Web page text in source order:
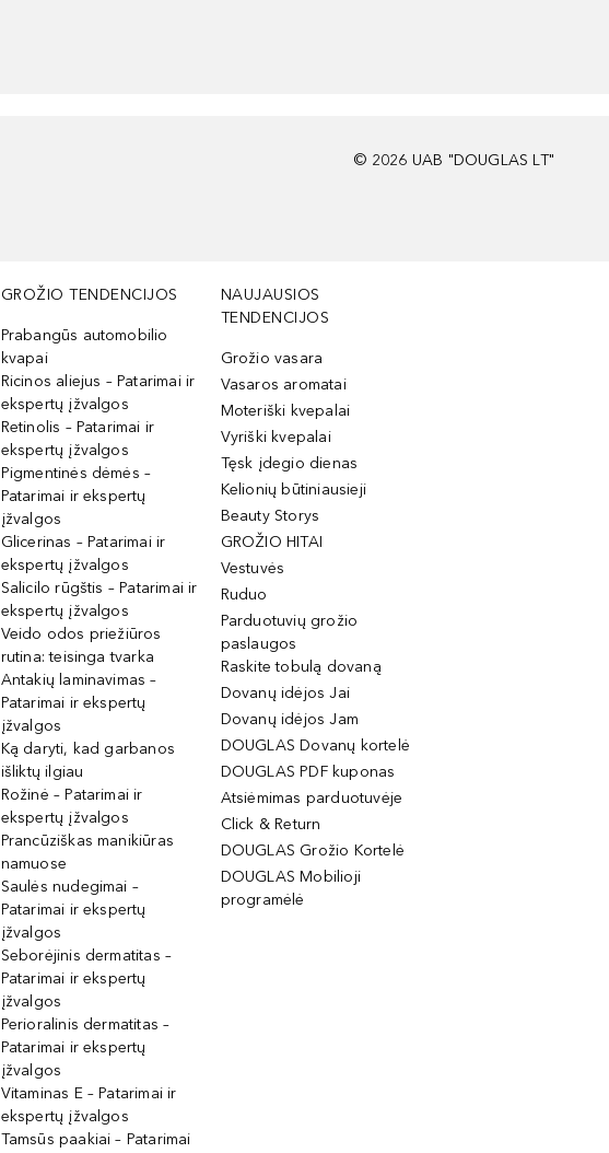
© 2026 UAB "DOUGLAS LT"
GROŽIO TENDENCIJOS
Prabangūs automobilio
kvapai
Ricinos aliejus – Patarimai ir
ekspertų įžvalgos
Retinolis – Patarimai ir
ekspertų įžvalgos
Pigmentinės dėmės –
Patarimai ir ekspertų
įžvalgos
Glicerinas – Patarimai ir
ekspertų įžvalgos
Salicilo rūgštis – Patarimai ir
ekspertų įžvalgos
Veido odos priežiūros
rutina: teisinga tvarka
Antakių laminavimas –
Patarimai ir ekspertų
įžvalgos
Ką daryti, kad garbanos
išliktų ilgiau
Rožinė – Patarimai ir
ekspertų įžvalgos
Prancūziškas manikiūras
namuose
Saulės nudegimai –
Patarimai ir ekspertų
įžvalgos
Seborėjinis dermatitas –
Patarimai ir ekspertų
įžvalgos
Perioralinis dermatitas –
Patarimai ir ekspertų
įžvalgos
Vitaminas E – Patarimai ir
ekspertų įžvalgos
Tamsūs paakiai – Patarimai
NAUJAUSIOS
TENDENCIJOS
Grožio vasara
Vasaros aromatai
Moteriški kvepalai
Vyriški kvepalai
Tęsk įdegio dienas
Kelionių būtiniausieji
Beauty Storys
GROŽIO HITAI
Vestuvės
Ruduo
Parduotuvių grožio
paslaugos
Raskite tobulą dovaną
Dovanų idėjos Jai
Dovanų idėjos Jam
DOUGLAS Dovanų kortelė
DOUGLAS PDF kuponas
Atsiėmimas parduotuvėje
Click & Return
DOUGLAS Grožio Kortelė
DOUGLAS Mobilioji
programėlė